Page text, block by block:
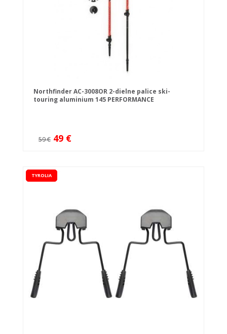
Northfinder AC-3008OR 2-dielne palice ski-
touring aluminium 145 PERFORMANCE
59 € 49 €
TYROLIA